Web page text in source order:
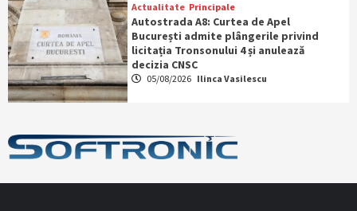
Actualitate Principale
Autostrada A8: Curtea de Apel
București admite plângerile privind
licitația Tronsonului 4 și anulează
decizia CNSC
05/08/2026 Ilinca Vasilescu